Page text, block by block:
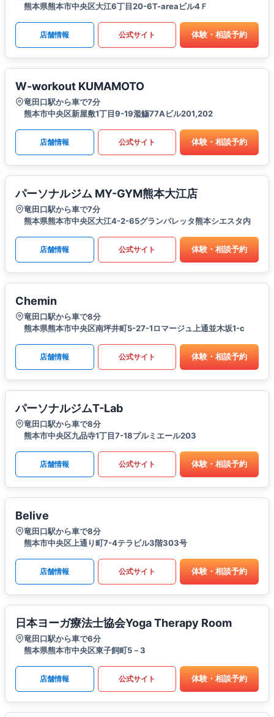
熊本県熊本市中央区大江6丁目20-6T-areaビル4Ｆ
店舗情報 公式サイト 体験・相談予約
W-workout KUMAMOTO
竜田口駅から車で7分
熊本市中央区新屋敷1丁目9-19濫觴77Aビル201,202
店舗情報 公式サイト 体験・相談予約
パーソナルジム MY-GYM熊本大江店
竜田口駅から車で7分
熊本県熊本市中央区大江4-2-65グランパレッタ熊本シエスタ内
店舗情報 公式サイト 体験・相談予約
Chemin
竜田口駅から車で8分
熊本県熊本市中央区南坪井町5-27-1ロマージュ上通並木坂1-c
店舗情報 公式サイト 体験・相談予約
パーソナルジムT-Lab
竜田口駅から車で8分
熊本市中央区九品寺1丁目7-18プルミエール203
店舗情報 公式サイト 体験・相談予約
Belive
竜田口駅から車で8分
熊本市中央区上通り町7-4テラビル3階303号
店舗情報 公式サイト 体験・相談予約
日本ヨーガ療法士協会Yoga Therapy Room
竜田口駅から車で6分
熊本県熊本市中央区東子飼町5－3
店舗情報 公式サイト 体験・相談予約